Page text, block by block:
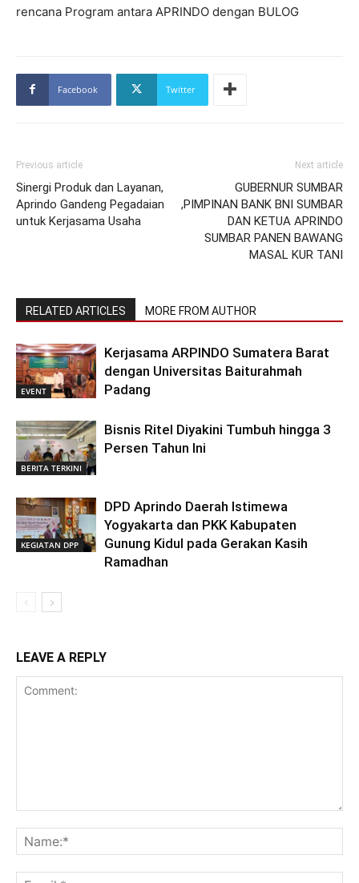
rencana Program antara APRINDO dengan BULOG
Facebook Twitter
Previous article
Sinergi Produk dan Layanan,
Aprindo Gandeng Pegadaian
untuk Kerjasama Usaha
Next article
GUBERNUR SUMBAR
,PIMPINAN BANK BNI SUMBAR
DAN KETUA APRINDO
SUMBAR PANEN BAWANG
MASAL KUR TANI
RELATED ARTICLES MORE FROM AUTHOR
EVENT
Kerjasama ARPINDO Sumatera Barat
dengan Universitas Baiturahmah
Padang
BERITA TERKINI
Bisnis Ritel Diyakini Tumbuh hingga 3
Persen Tahun Ini
KEGIATAN DPP
DPD Aprindo Daerah Istimewa
Yogyakarta dan PKK Kabupaten
Gunung Kidul pada Gerakan Kasih
Ramadhan
LEAVE A REPLY